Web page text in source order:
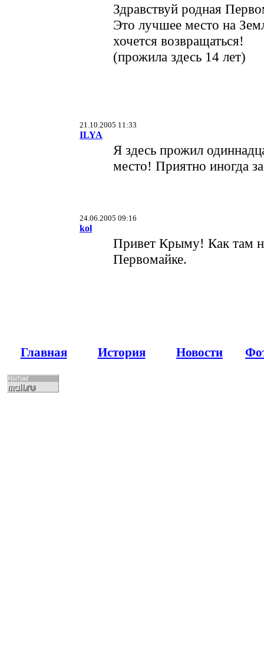
Здравствуй родная
Это лучшее место на
хочется возвращаться!
(прожила здесь 14 лет)
21.10.2005 11:33
ILYA
Я здесь прожил
место! Приятно иногда
24.06.2005 09:16
kol
Привет Крыму! Как там
Первомайке.
Главная История Новости